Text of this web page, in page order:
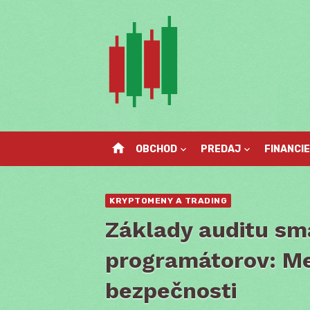
home OBCHOD PREDAJ FINANCIE
KRYPTOMENY A TRADING
Základy auditu
programátorov:
bezpečnosti